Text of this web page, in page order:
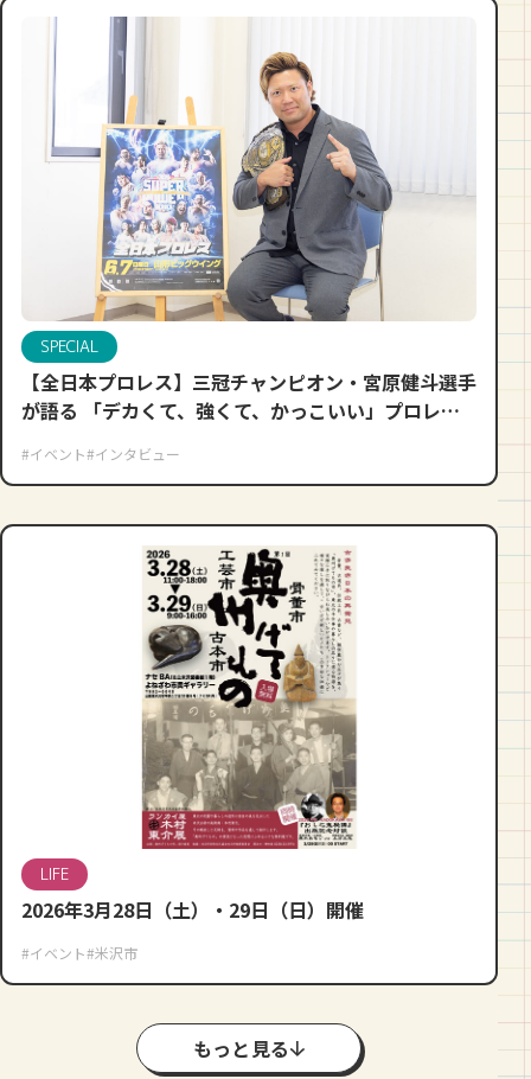
SPECIAL
【全日本プロレス】三冠チャンピオン・宮原健斗選手
が語る 「デカくて、強くて、かっこいい」プロレ
#イベント#インタビュー
LIFE
2026年3月28日（土）・29日（日）開催
#イベント#米沢市
もっと見る